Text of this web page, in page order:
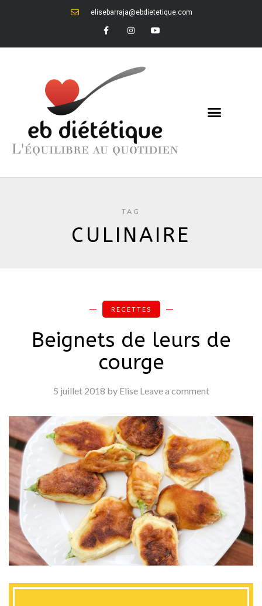
elisebarraja@ebdietetique.com
TAG
CULINAIRE
RECETTES
Beignets de leurs de
courge
5 juillet 2018 by Elise Leave a comment